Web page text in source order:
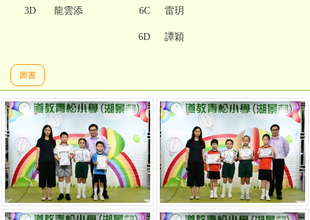
3D 龍雲添 6C 雷玥
6D 譚穎
圖書